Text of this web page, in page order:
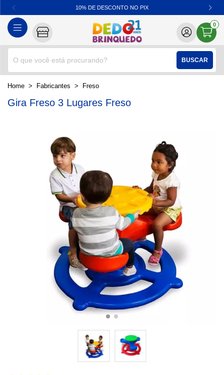
BUSCAR
0
10% DE DESCONTO NO PIX
home Fabricantes freso
Gira Freso 3 Lugares Freso